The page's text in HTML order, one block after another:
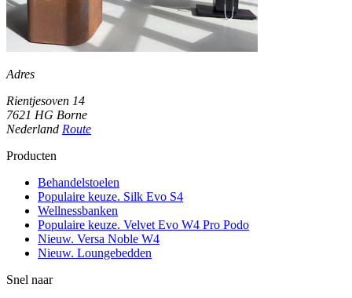
Adres
Rientjesoven 14
7621 HG Borne
Nederland Route
Producten
Behandelstoelen
Populaire keuze. Silk Evo S4
Wellnessbanken
Populaire keuze. Velvet Evo W4 Pro Podo
Nieuw. Versa Noble W4
Nieuw. Loungebedden
Snel naar